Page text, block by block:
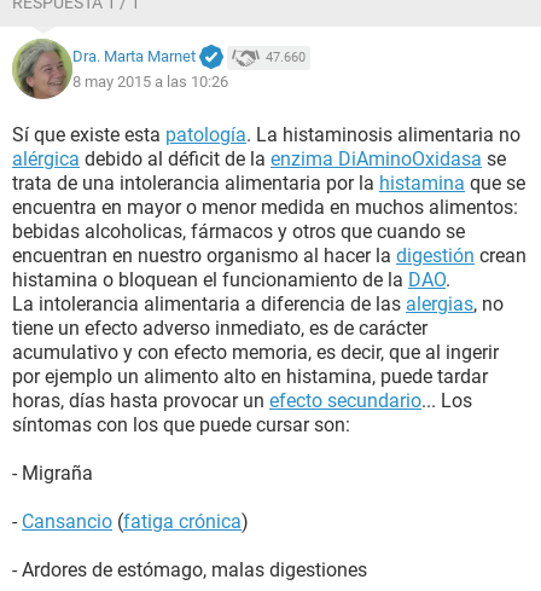
TRIGO,HARINA DE MAIZ, TOMATE Y CEBOLLA) y me dieron
un tratamiento de probiotico syngut y coenzima Q10
Gracias de antemano, espero que me podais ayudar.
Dra. Marta Marnet 47.660
8 may 2015 a las 10:26
Sí que existe esta patología. La histaminosis alimentaria no
alérgica debido al déficit de la enzima DiAminoOxidasa se
trata de una intolerancia alimentaria por la histamina que se
encuentra en mayor o menor medida en muchos alimentos:
bebidas alcoholicas, fármacos y otros que cuando se
encuentran en nuestro organismo al hacer la digestión crean
histamina o bloquean el funcionamiento de la DAO.
La intolerancia alimentaria a diferencia de las alergias, no
tiene un efecto adverso inmediato, es de carácter
acumulativo y con efecto memoria, es decir, que al ingerir
por ejemplo un alimento alto en histamina, puede tardar
horas, días hasta provocar un efecto secundario... Los
síntomas con los que puede cursar son:
- Migraña
- Cansancio (fatiga crónica)
- Ardores de estómago, malas digestiones